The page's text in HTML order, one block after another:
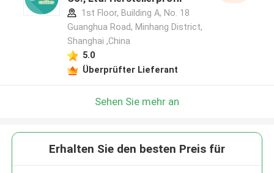
1st Floor, Building A, No. 18
Guanghua Road, Minhang District,
Shanghai ,China
5.0
Überprüfter Lieferant
Sehen Sie mehr an
Erhalten Sie den besten Preis für